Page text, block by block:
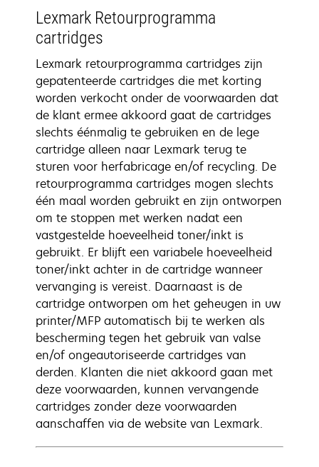
Lexmark Retourprogramma
cartridges
Lexmark retourprogramma cartridges zijn
gepatenteerde cartridges die met korting
worden verkocht onder de voorwaarden dat
de klant ermee akkoord gaat de cartridges
slechts éénmalig te gebruiken en de lege
cartridge alleen naar Lexmark terug te
sturen voor herfabricage en/of recycling. De
retourprogramma cartridges mogen slechts
één maal worden gebruikt en zijn ontworpen
om te stoppen met werken nadat een
vastgestelde hoeveelheid toner/inkt is
gebruikt. Er blijft een variabele hoeveelheid
toner/inkt achter in de cartridge wanneer
vervanging is vereist. Daarnaast is de
cartridge ontworpen om het geheugen in uw
printer/MFP automatisch bij te werken als
bescherming tegen het gebruik van valse
en/of ongeautoriseerde cartridges van
derden. Klanten die niet akkoord gaan met
deze voorwaarden, kunnen vervangende
cartridges zonder deze voorwaarden
aanschaffen via de website van Lexmark.